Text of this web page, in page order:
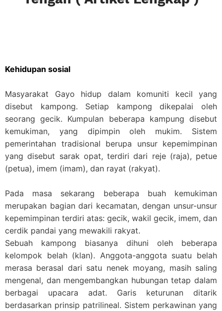
Kehidupan sosial
Masyarakat Gayo hidup dalam komuniti kecil yang
disebut kampong. Setiap kampong dikepalai oleh
seorang gecik. Kumpulan beberapa kampung disebut
kemukiman, yang dipimpin oleh mukim. Sistem
pemerintahan tradisional berupa unsur kepemimpinan
yang disebut sarak opat, terdiri dari reje (raja), petue
(petua), imem (imam), dan rayat (rakyat).
Pada masa sekarang beberapa buah kemukiman
merupakan bagian dari kecamatan, dengan unsur-unsur
kepemimpinan terdiri atas: gecik, wakil gecik, imem, dan
cerdik pandai yang mewakili rakyat.
Sebuah kampong biasanya dihuni oleh beberapa
kelompok belah (klan). Anggota-anggota suatu belah
merasa berasal dari satu nenek moyang, masih saling
mengenal, dan mengembangkan hubungan tetap dalam
berbagai upacara adat. Garis keturunan ditarik
berdasarkan prinsip patrilineal. Sistem perkawinan yang